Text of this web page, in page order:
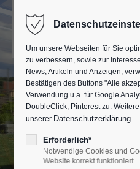
Um unsere Webseiten für Sie
zu verbessern, sowie zur
News, Artikeln und Anzeigen,
Bestätigen des Buttons "Alle
Verwendung u.a. für Google
DoubleClick, Pinterest zu.
unserer Datenschutzerklärung.
Erforderlich*
Notwendige Cookies und
Website korrekt funktioniert